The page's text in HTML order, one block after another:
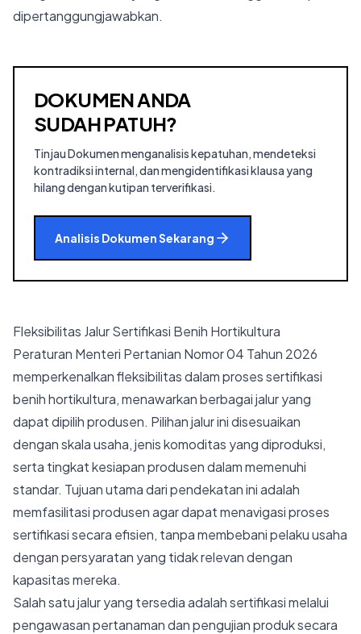
dipertanggungjawabkan.
DOKUMEN ANDA
SUDAH PATUH?
Tinjau Dokumen menganalisis kepatuhan, mendeteksi
kontradiksi internal, dan mengidentifikasi klausa yang
hilang dengan kutipan terverifikasi.
Analisis Dokumen Sekarang
Fleksibilitas Jalur Sertifikasi Benih Hortikultura
Peraturan Menteri Pertanian Nomor 04 Tahun 2026
memperkenalkan fleksibilitas dalam proses sertifikasi
benih hortikultura, menawarkan berbagai jalur yang
dapat dipilih produsen. Pilihan jalur ini disesuaikan
dengan skala usaha, jenis komoditas yang diproduksi,
serta tingkat kesiapan produsen dalam memenuhi
standar. Tujuan utama dari pendekatan ini adalah
memfasilitasi produsen agar dapat menavigasi proses
sertifikasi secara efisien, tanpa membebani pelaku usaha
dengan persyaratan yang tidak relevan dengan
kapasitas mereka.
Salah satu jalur yang tersedia adalah sertifikasi melalui
pengawasan pertanaman dan pengujian produk secara